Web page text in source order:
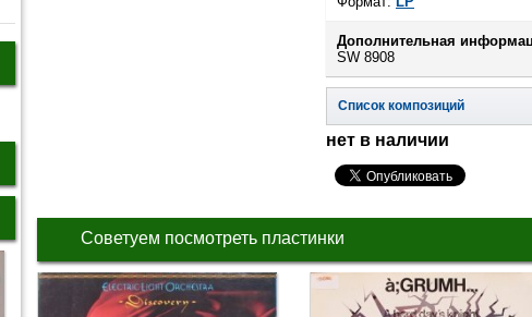
Дополнительная
SW 8908
Список композиций
нет в наличии
Советуем посмотреть пластинки